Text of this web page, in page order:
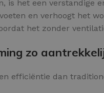
is het een verstandige
en verhoogt het
het zonder
zo
efficiëntie dan